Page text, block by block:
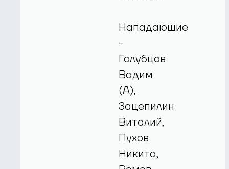
Нападающие
-
Голубцов
Вадим
(А),
Зацепилин
Виталий,
Пухов
Никита,